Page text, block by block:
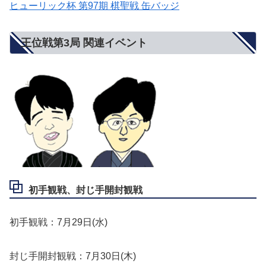
ヒューリック杯 第97期 棋聖戦 缶バッジ
王位戦第3局 関連イベント
初手観戦、封じ手開封観戦
初手観戦：7月29日(水)
封じ手開封観戦：7月30日(木)